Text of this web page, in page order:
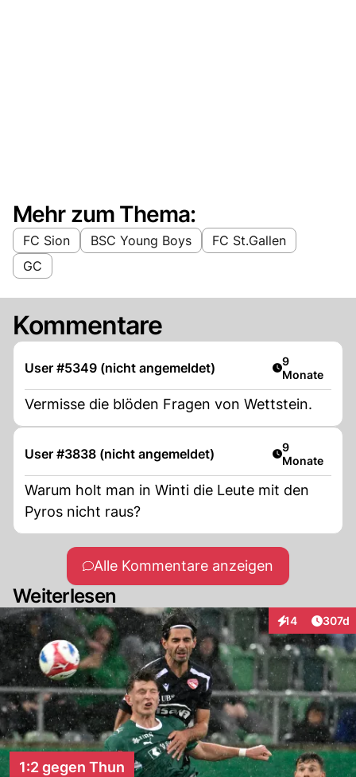
Mehr zum Thema:
FC Sion BSC Young Boys
FC St.Gallen
GC
Kommentare
User #5349 (nicht angemeldet) Artikel
9
Monate
Vermisse die blöden Fragen von Wettstein.
User #3838 (nicht angemeldet) Artikel
9
Monate
Warum holt man in Winti die Leute mit den
Pyros nicht raus?
Alle Kommentare anzeigen
Weiterlesen
14
Interaktionen
307d
1:2 gegen Thun